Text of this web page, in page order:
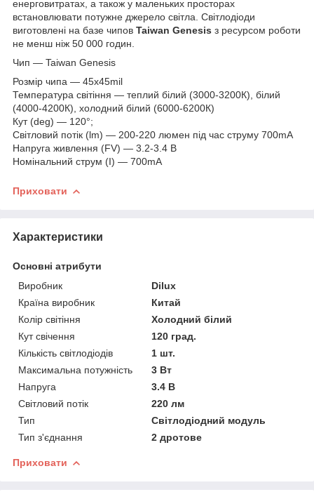
енерговитратах, а також у маленьких просторах
встановлювати потужне джерело світла. Світлодіоди
виготовлені на базе чипов Taiwan Genesis з ресурсом роботи
не менш ніж 50 000 годин.
Чип ― Taiwan Genesis
Розмір чипа — 45х45mil
Температура світіння — теплий білий (3000-3200К), білий
(4000-4200К), холодний білий (6000-6200К)
Кут (deg) — 120°;
Світловий потік (lm) — 200-220 люмен під час струму 700mA
Напруга живлення (FV) — 3.2-3.4 В
Номінальний струм (I) — 700mA
Приховати
Характеристики
Основні атрибути
Виробник
Dilux
Країна виробник
Китай
Колір світіння
Холодний білий
Кут свічення
120 град.
Кількість світлодіодів
1 шт.
Максимальна потужність
3 Вт
Напруга
3.4 В
Світловий потік
220 лм
Тип
Світлодіодний модуль
Тип з'єднання
2 дротове
Приховати